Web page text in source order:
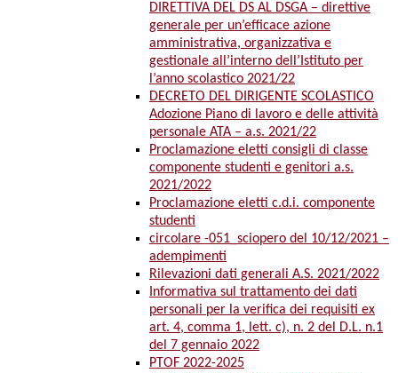
DIRETTIVA DEL DS AL DSGA – direttive
generale per un’efficace azione
amministrativa, organizzativa e
gestionale all’interno dell’Istituto per
l’anno scolastico 2021/22
DECRETO DEL DIRIGENTE SCOLASTICO
Adozione Piano di lavoro e delle attività
personale ATA – a.s. 2021/22
Proclamazione eletti consigli di classe
componente studenti e genitori a.s.
2021/2022
Proclamazione eletti c.d.i. componente
studenti
circolare -051_sciopero del 10/12/2021 –
adempimenti
Rilevazioni dati generali A.S. 2021/2022
Informativa sul trattamento dei dati
personali per la verifica dei requisiti ex
art. 4, comma 1, lett. c), n. 2 del D.L. n.1
del 7 gennaio 2022
PTOF 2022-2025